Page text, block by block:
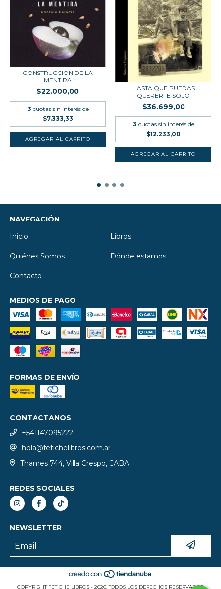
CONSTRUCCION DE LA
MENTIRA
$22.000,00
3 cuotas sin interés de
$7.333,33
HASTA QUE PUEDAS
QUERERTE SOLO
$36.699,00
3 cuotas sin interés de
$12.233,00
NAVEGACIÓN
Inicio
Libros
Quiénes Somos Dónde estamos
Contacto
MEDIOS DE PAGO
FORMAS DE ENVÍO
CONTACTANOS
+541147095222
hola@fetichelibros.com.ar
Thames 744, Villa Crespo, CABA
REDES SOCIALES
NEWSLETTER
COPYRIGHT FETICHE LIBROS - 2026. TODOS LOS DERECHOS RESERVADOS.